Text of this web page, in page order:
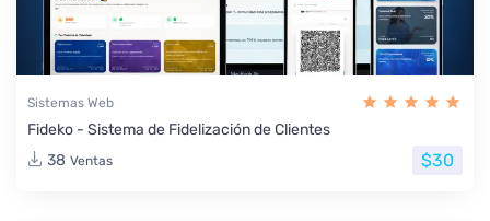
Sistemas Web
Fideko - Sistema de Fidelización de Clientes
38 Ventas $30